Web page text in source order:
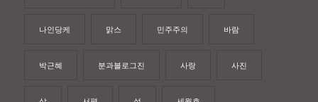
나인당케 맑스 민주주의 바람
박근혜 분과블로그진 사랑 사진